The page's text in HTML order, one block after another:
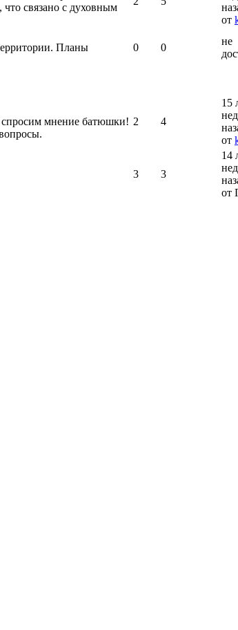
связано с духовным
от
Планы
0 0
не
спросим мнение батюшки! 2 4
15
от
3 3
14
от